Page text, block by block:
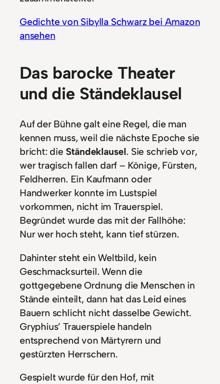
Gedichte von Sibylla Schwarz bei Amazon
ansehen
Das barocke Theater
und die Ständeklausel
Auf der Bühne galt eine Regel, die man
kennen muss, weil die nächste Epoche sie
bricht: die Ständeklausel. Sie schrieb vor,
wer tragisch fallen darf – Könige, Fürsten,
Feldherren. Ein Kaufmann oder
Handwerker konnte im Lustspiel
vorkommen, nicht im Trauerspiel.
Begründet wurde das mit der Fallhöhe:
Nur wer hoch steht, kann tief stürzen.
Dahinter steht ein Weltbild, kein
Geschmacksurteil. Wenn die
gottgegebene Ordnung die Menschen in
Stände einteilt, dann hat das Leid eines
Bauern schlicht nicht dasselbe Gewicht.
Gryphius’ Trauerspiele handeln
entsprechend von Märtyrern und
gestürzten Herrschern.
Gespielt wurde für den Hof, mit